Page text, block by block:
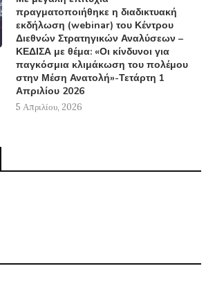
πραγματοποιήθηκε η διαδικτυακή
εκδήλωση (webinar) του Κέντρου
Διεθνών Στρατηγικών Αναλύσεων –
ΚΕΔΙΣΑ με θέμα: «Οι κίνδυνοι για
παγκόσμια κλιμάκωση του πολέμου
στην Μέση Ανατολή»-Τετάρτη 1
Απριλίου 2026
5 Απριλίου, 2026